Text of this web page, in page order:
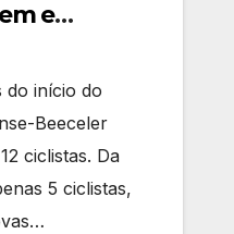
e
do início do
Beeceler
ciclistas. Da
5 ciclistas,